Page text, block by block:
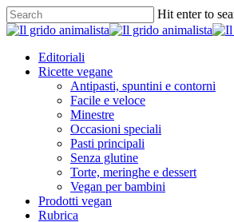
Skip
to
content
Hit enter to
Close
Menu
Editoriali
Ricette vegane
Antipasti, spuntini e contorni
Facile e veloce
Minestre
Occasioni speciali
Pasti principali
Senza glutine
Torte, meringhe e dessert
Vegan per bambini
Prodotti vegan
Rubrica